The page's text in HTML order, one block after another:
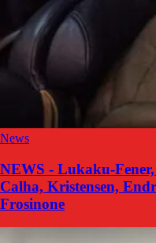
News
NEWS - Lukaku-
Calha, Kristensen,
Frosinone